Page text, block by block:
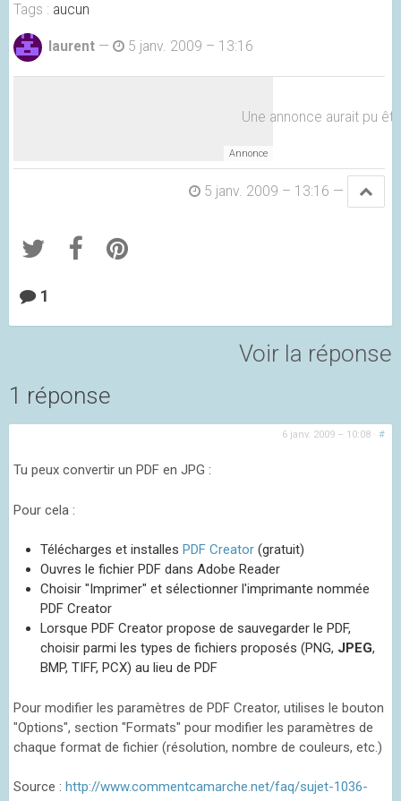
Tags : aucun
laurent — 5 janv. 2009 – 13:16
Une annonce aurait pu
5 janv. 2009 – 13:16 —
1
Voir la réponse
1 réponse
6 janv. 2009 – 10:08 · #
Tu peux convertir un PDF en JPG :
Pour cela :
Télécharges et installes PDF Creator (gratuit)
Ouvres le fichier PDF dans Adobe Reader
Choisir "Imprimer" et sélectionner l'imprimante nommée
PDF Creator
Lorsque PDF Creator propose de sauvegarder le PDF,
choisir parmi les types de fichiers proposés (PNG, JPEG,
BMP, TIFF, PCX) au lieu de PDF
Pour modifier les paramètres de PDF Creator, utilises le bouton
"Options", section "Formats" pour modifier les paramètres de
chaque format de fichier (résolution, nombre de couleurs, etc.)
Source : http://www.commentcamarche.net/faq/sujet-1036-